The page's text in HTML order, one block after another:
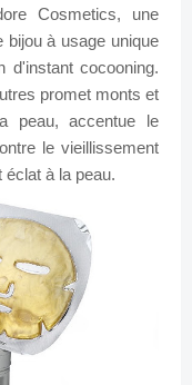
Cosmetics, une
bijou à usage unique
d'instant cocooning.
promet monts et
peau, accentue le
le vieillissement
éclat à la peau.